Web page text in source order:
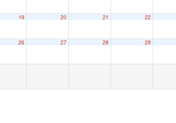
19 20 21 22
26 27 28 29